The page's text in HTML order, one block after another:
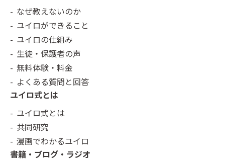
なぜ教えないのか
ユイロができること
ユイロの仕組み
生徒・保護者の声
無料体験・料金
よくある質問と回答
ユイロ式とは
ユイロ式とは
共同研究
漫画でわかるユイロ
書籍・ブログ・ラジオ